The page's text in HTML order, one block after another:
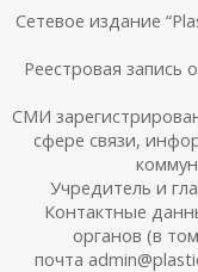
Сетевое издание
Реестровая
СМИ
сфере связи,
Учредитель и
Контактные
органов (в
почта